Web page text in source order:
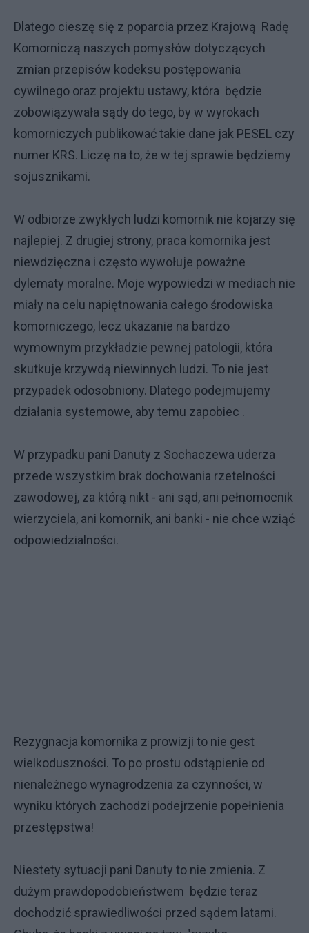
Dlatego cieszę się z poparcia przez Krajową Radę
Komorniczą naszych pomysłów dotyczących
zmian przepisów kodeksu postępowania
cywilnego oraz projektu ustawy, która będzie
zobowiązywała sądy do tego, by w wyrokach
komorniczych publikować takie dane jak PESEL czy
numer KRS. Liczę na to, że w tej sprawie będziemy
sojusznikami.
W odbiorze zwykłych ludzi komornik nie kojarzy się
najlepiej. Z drugiej strony, praca komornika jest
niewdzięczna i często wywołuje poważne
dylematy moralne. Moje wypowiedzi w mediach nie
miały na celu napiętnowania całego środowiska
komorniczego, lecz ukazanie na bardzo
wymownym przykładzie pewnej patologii, która
skutkuje krzywdą niewinnych ludzi. To nie jest
przypadek odosobniony. Dlatego podejmujemy
działania systemowe, aby temu zapobiec .
W przypadku pani Danuty z Sochaczewa uderza
przede wszystkim brak dochowania rzetelności
zawodowej, za którą nikt - ani sąd, ani pełnomocnik
wierzyciela, ani komornik, ani banki - nie chce wziąć
odpowiedzialności.
Rezygnacja komornika z prowizji to nie gest
wielkoduszności. To po prostu odstąpienie od
nienależnego wynagrodzenia za czynności, w
wyniku których zachodzi podejrzenie popełnienia
przestępstwa!
Niestety sytuacji pani Danuty to nie zmienia. Z
dużym prawdopodobieństwem będzie teraz
dochodzić sprawiedliwości przed sądem latami.